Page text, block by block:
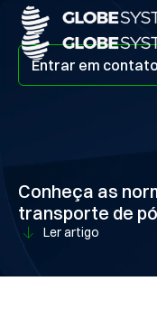
Entrar em contato
Conheça as
transporte de
Ler artigo